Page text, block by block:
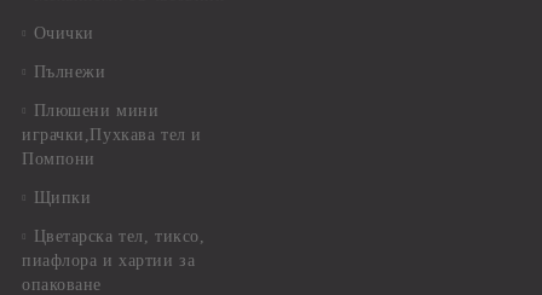
Очички
Пълнежи
Плюшени мини
играчки,Пухкава тел и
Помпони
Щипки
Цветарска тел, тиксо,
пиафлора и хартии за
опаковане